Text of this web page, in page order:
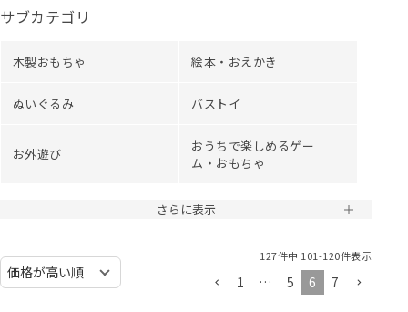
サブカテゴリ
木製おもちゃ 絵本・おえかき
ぬいぐるみ バストイ
お外遊び
おうちで楽しめるゲー
ム・おもちゃ
さらに表示
127件中 101-120件表示
1 … 5 6 7